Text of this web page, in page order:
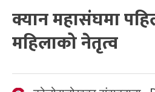
क्यान महासंघमा
महिलाको नेतृत्व